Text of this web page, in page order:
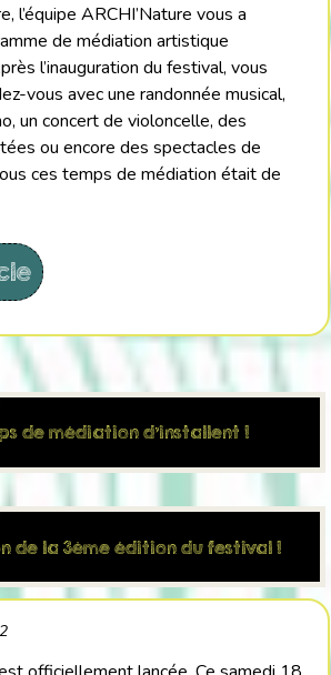
l’équipe ARCHI’Nature vous a
de médiation artistique
l’inauguration du festival, vous
vous avec une randonnée musical,
un concert de violoncelle, des
ou encore des spectacles de
ces temps de médiation était de
de médiation d’installent !
de la 3ème édition du festival !